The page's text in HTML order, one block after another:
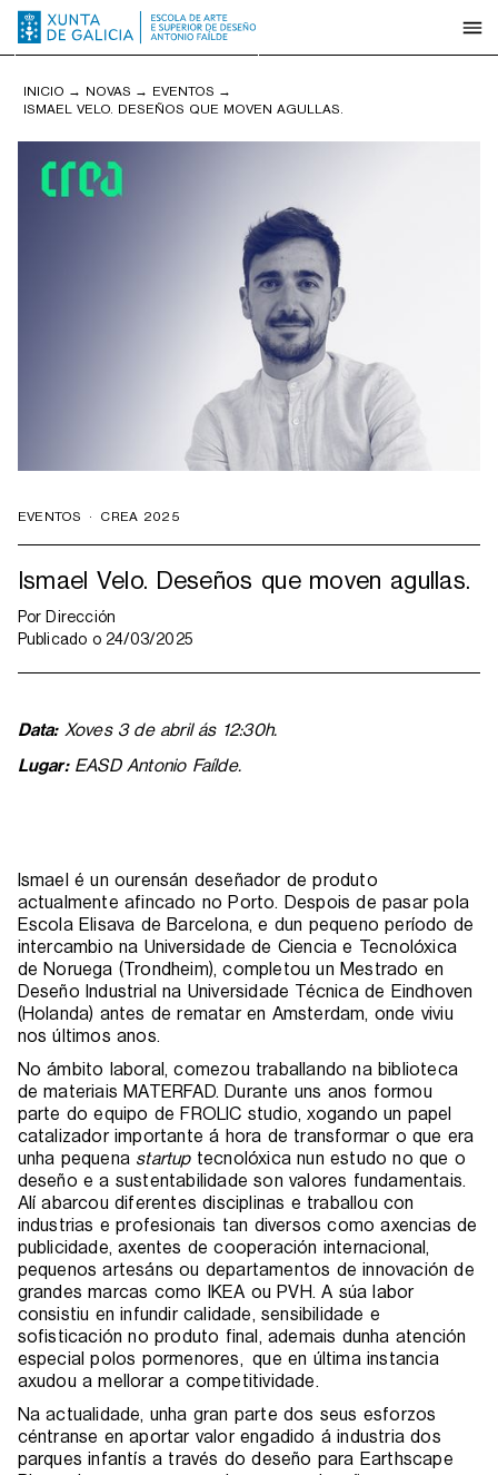
INICIO → NOVAS → EVENTOS →
ISMAEL VELO. DESEÑOS QUE MOVEN AGULLAS.
EVENTOS · CREA 2025
Ismael Velo. Deseños que moven agullas.
Por Dirección
Publicado o 24/03/2025
Data:Xoves 3 de abril ás 12:30h.
Lugar:EASD Antonio Faílde.
Ismael é un ourensán deseñador de produto
actualmente afincado no Porto. Despois de pasar pola
Escola Elisava de Barcelona, e dun pequeno período de
intercambio na Universidade de Ciencia e Tecnolóxica
de Noruega (Trondheim), completou un Mestrado en
Deseño Industrial na Universidade Técnica de Eindhoven
(Holanda) antes de rematar en Amsterdam, onde viviu
nos últimos anos.
No ámbito laboral, comezou traballando na biblioteca
de materiais MATERFAD. Durante uns anos formou
parte do equipo de FROLIC studio, xogando un papel
catalizador importante á hora de transformar o que era
unha pequena startuptecnolóxica nun estudo no que o
deseño e a sustentabilidade son valores fundamentais.
Alí abarcou diferentes disciplinas e traballou con
industrias e profesionais tan diversos como axencias de
publicidade, axentes de cooperación internacional,
pequenos artesáns ou departamentos de innovación de
grandes marcas como IKEA ou PVH. A súa labor
consistiu en infundir calidade, sensibilidade e
sofisticación no produto final, ademais dunha atención
especial polos pormenores, que en última instancia
axudou a mellorar a competitividade.
Na actualidade, unha gran parte dos seus esforzos
céntranse en aportar valor engadido á industria dos
parques infantís a través do deseño para Earthscape